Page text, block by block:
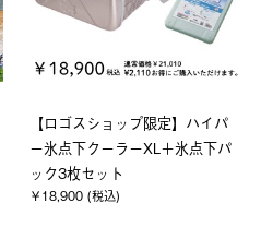
【ロゴスショップ限定】ハイパ
ー氷点下クーラーXL＋氷点下パ
ック3枚セット
￥18,900 (税込)